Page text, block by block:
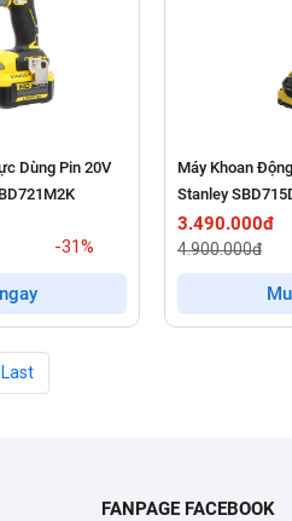
Dùng Pin 20V
-31%
Máy Khoan
Stanley
3.490.000đ
4.900.000đ
Last
FANPAGE FACEBOOK